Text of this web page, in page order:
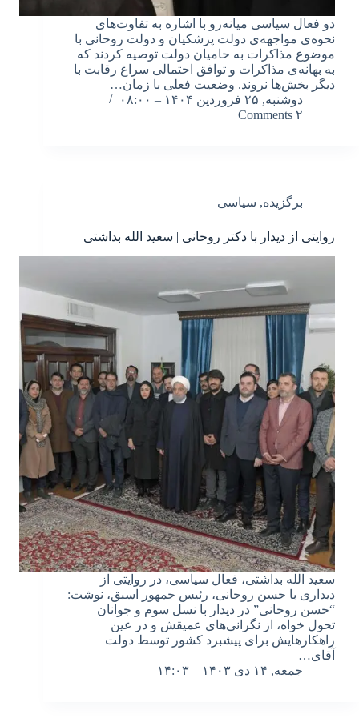
دو فعال سیاسی میانه‌رو با اشاره به تفاوت‌های
نحوه‌ی مواجهه‌ی دولت پزشکیان و دولت روحانی با
موضوع مذاکرات به حامیان دولت توصیه کردند که
به بهانه‌ی مذاکرات و توافق احتمالی سراغ رقابت با
دیگر بخش‌ها نروند. وضعیت فعلی با زمان…
دوشنبه, ۲۵ فروردین ۱۴۰۴ – ۰۸:۰۰
۲ Comments
برگزیده, سیاسی
روایتی از دیدار با دکتر روحانی | سعید الله بداشتی
سعید الله بداشتی، فعال سیاسی، در روایتی از
دیداری با حسن روحانی، رئیس جمهور اسبق، نوشت:
“حسن روحانی” در دیدار با نسل سوم و جوانان
تحول خواه، از نگرانی‌های عمیقش و در عین
راهکارهایش برای پیشبرد کشور توسط دولت
آقای…
جمعه, ۱۴ دی ۱۴۰۳ – ۱۴:۰۳